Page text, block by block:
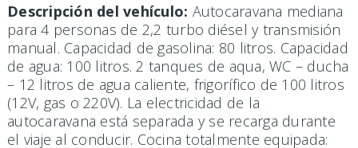
Descripción del vehículo: Autocaravana mediana
para 4 personas de 2,2 turbo diésel y transmisión
manual. Capacidad de gasolina: 80 litros. Capacidad
de agua: 100 litros. 2 tanques de aqua, WC – ducha
– 12 litros de agua caliente, frigorífico de 100 litros
(12V, gas o 220V). La electricidad de la
autocaravana está separada y se recarga durante
el viaje al conducir. Cocina totalmente equipada: